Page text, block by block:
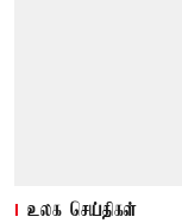
உலக செய்திகள்